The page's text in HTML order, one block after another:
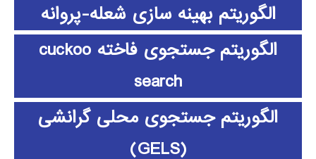
الگوریتم بهینه سازی شعله-پروانه
الگوریتم جستجوی فاخته cuckoo
search
الگوریتم جستجوی محلی گرانشی
(GELS)